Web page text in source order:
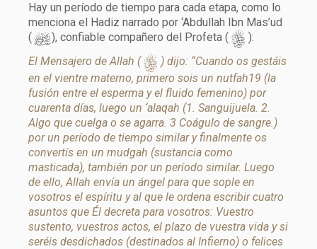
Hay un período de tiempo para cada etapa, como lo
menciona el Hadiz narrado por ‘Abdullah Ibn Mas’ud
(d), confiable compañero del Profeta ( s ):
El Mensajero de Allah (s) dijo: “Cuando os gestáis
en el vientre materno, primero sois un nutfah19 (la
fusión entre el esperma y el fluido femenino) por
cuarenta días, luego un ‘alaqah (1. Sanguijuela. 2.
Algo que cuelga o se agarra. 3 Coágulo de sangre.)
por un período de tiempo similar y finalmente os
convertís en un mudgah (sustancia como
masticada), también por un período similar. Luego
de ello, Allah envía un ángel para que sople en
vosotros el espíritu y al que le ordena escribir cuatro
asuntos que Él decreta para vosotros: Vuestro
sustento, vuestros actos, el plazo de vuestra vida y si
seréis desdichados (destinados al Infierno) o felices